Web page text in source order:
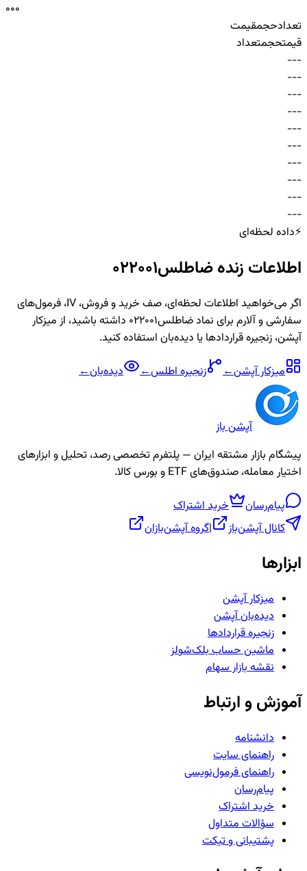
000
تعدادحجمقیمت
قیمتحجمتعداد
-
-
-
-
-
-
-
-
-
-
-
-
-
-
-
-
-
-
-
-
-
-
-
-
-
-
-
-
-
-
⚡داده لحظه‌ای
اطلاعات زندهضاطلس022001
اگر می‌خواهید اطلاعات لحظه‌ای، صف خرید و فروش، IV، فرمول‌های
سفارشی و آلارم برای نمادضاطلس022001
داشته باشید، از میزکار
آپشن، زنجیره قراردادها یا دیده‌بان استفاده کنید.
میزکار آپشن← زنجیرهاطلس← دیده‌بان←
آپشن باز
پیشگام بازار مشتقه ایران — پلتفرم تخصصی رصد، تحلیل و ابزارهای
اختیار معامله، صندوق‌های ETF و بورس کالا.
پیام‌رسان
خرید اشتراک
کانال آپشن‌باز
|گروه آپشن‌بازان
ابزارها
میزکار آپشن
دیده‌بان آپشن
زنجیره قراردادها
ماشین حساب بلک‌شولز
نقشه بازار سهام
آموزش و ارتباط
دانشنامه
راهنمای سایت
راهنمای فرمول‌نویسی
پیام‌رسان
خرید اشتراک
سؤالات متداول
پشتیبانی و تیکت